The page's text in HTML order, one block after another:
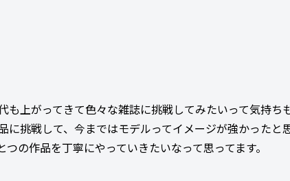
上がってきて色々な雑誌に挑戦してみたいって気持ち
挑戦して、今まではモデルってイメージが強かったと
の作品を丁寧にやっていきたいなって思ってます。